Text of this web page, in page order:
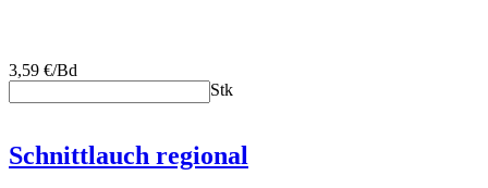
3,59 €/Bd
Stk
Schnittlauch regional